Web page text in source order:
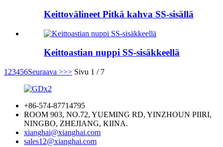
Keittovälineet Pitkä kahva SS-sisällä
Keittoastian nuppi SS-sisäkkeellä
1 23456Seuraava >>> Sivu 1 / 7
+86-574-87714795
ROOM 903, NO.72, YUEMING RD, YINZHOUN PIIRI,
NINGBO, ZHEJIANG, KIINA.
xianghai@xianghai.com
sales12@xianghai.com